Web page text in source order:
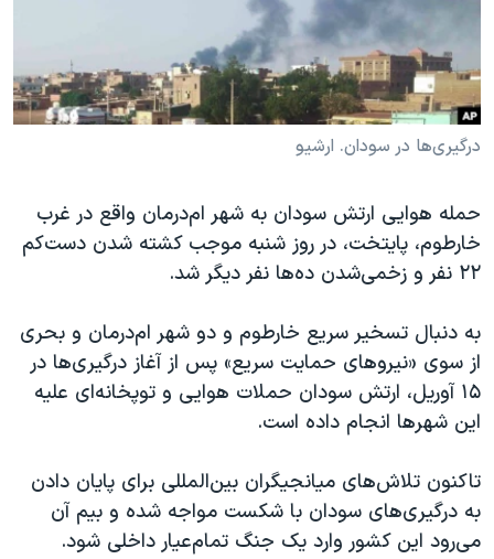
حقوق شهروندی
اقتصادی
علم و فناوری
گالری عکس
آرشیو پخش زنده
انتخابات ریاست جمهوری آمریکا ۲۰۲۴
حمله جمهوری اسلامی به اسرائیل
رمز مهسا
اعتراضات زن، زندگی، آزادی
مجموعه مستندهای دادخواهی
دادگاه حمید نوری
چهل سال گروگان‌گیری
قانون شفافیت دارائی کادر رهبری ایران
اسرائیل در جنگ
نرگس محمدی برنده جایزه نوبل صلح
درگیری‌ها در سودان. ارشیو
حمله هوایی ارتش سودان به شهر ام‌درمان واقع در غرب
خارطوم، پایتخت، در روز شنبه موجب کشته شدن دست‌کم
٢٢ نفر و زخمی‌شدن ده‌ها نفر دیگر شد.
به دنبال تسخیر سریع خارطوم و دو شهر ام‌درمان و بحری
از سوی «نیروهای حمایت سریع» پس از آغاز درگیری‌ها در
۱۵ آوریل، ارتش سودان حملات هوایی و توپخانه‌ای علیه
این شهرها انجام داده است.
تاکنون تلاش‌های میانجیگران بین‌المللی برای پایان دادن
به درگیری‌های سودان با شکست مواجه شده و بیم آن
می‌رود این کشور وارد یک جنگ تمام‌عیار داخلی شود.